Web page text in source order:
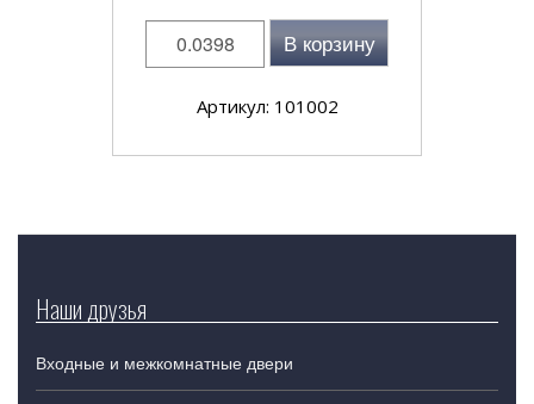
В корзину
Артикул: 101002
Наши друзья
Входные и межкомнатные двери